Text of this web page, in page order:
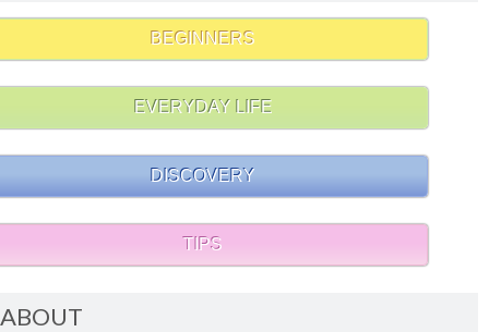
BEGINNERS
EVERYDAY LIFE
DISCOVERY
TIPS
ABOUT